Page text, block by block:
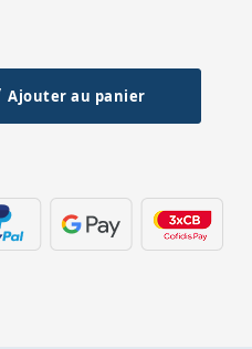
Ajouter au panier